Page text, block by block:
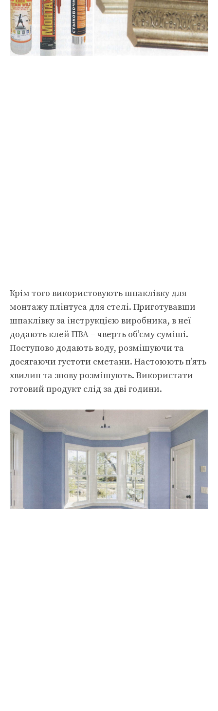
Крім того використовують шпаклівку для
монтажу плінтуса для стелі. Приготувавши
шпаклівку за інструкцією виробника, в неї
додають клей ПВА – чверть об’єму суміші.
Поступово додають воду, розмішуючи та
досягаючи густоти сметани. Настоюють п’ять
хвилин та знову розмішують. Використати
готовий продукт слід за дві години.